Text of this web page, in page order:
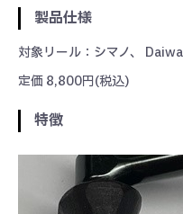
製品仕様
対象リール：シマノ、
定価 8,800円(税込)
特徴